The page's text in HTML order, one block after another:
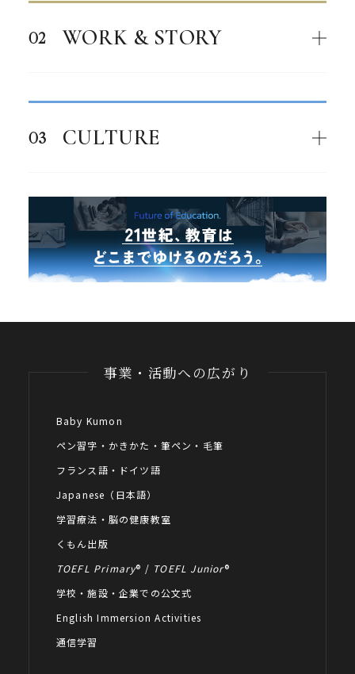
WORK & STORY
CULTURE
事業・活動への広がり
Baby Kumon
ペン習字・かきかた・筆ペン・毛筆
フランス語・ドイツ語
Japanese（日本語）
学習療法・脳の健康教室
くもん出版
TOEFL Primary® / TOEFL Junior®
学校・施設・企業での公文式
English Immersion Activities
通信学習